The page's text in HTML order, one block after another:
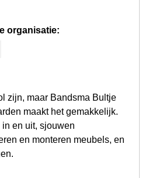
organisatie:
zijn, maar Bandsma Bultje
maakt het gemakkelijk.
en uit, sjouwen
en monteren meubels, en